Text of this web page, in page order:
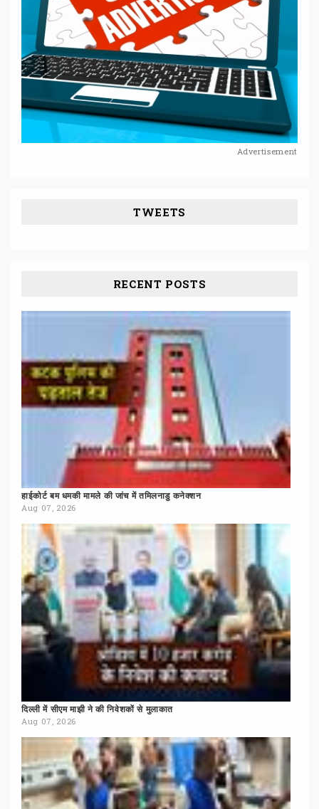
Advertisement
TWEETS
RECENT POSTS
हाईकोर्ट बम धमकी मामले की जांच में तमिलनाडु कनेक्शन
Aug 07, 2026
दिल्ली में सीएम माझी ने की निवेशकों से मुलाकात
Aug 07, 2026